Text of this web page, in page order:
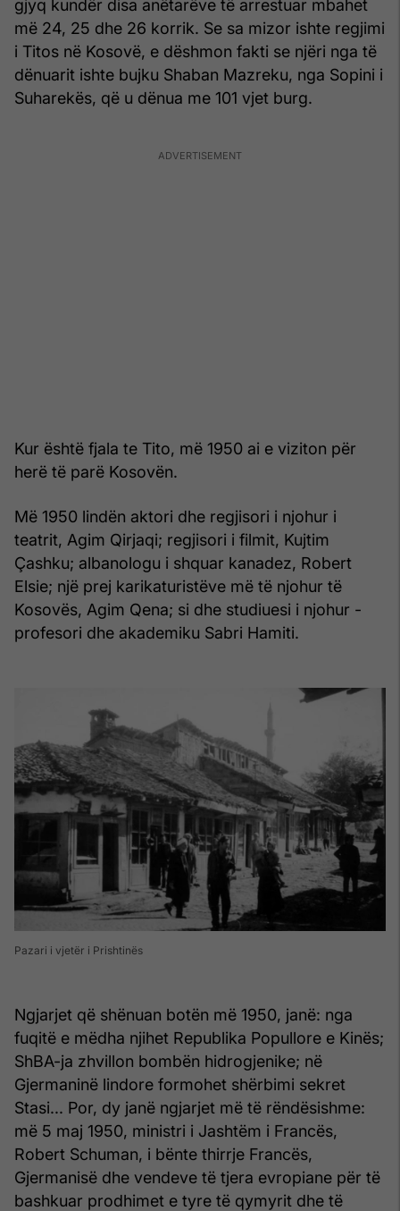
gjyq kundër disa anëtarëve të arrestuar mbahet
më 24, 25 dhe 26 korrik. Se sa mizor ishte regjimi
i Titos në Kosovë, e dëshmon fakti se njëri nga të
dënuarit ishte bujku Shaban Mazreku, nga Sopini i
Suharekës, që u dënua me 101 vjet burg.
Kur është fjala te Tito, më 1950 ai e viziton për
herë të parë Kosovën.
Më 1950 lindën aktori dhe regjisori i njohur i
teatrit, Agim Qirjaqi; regjisori i filmit, Kujtim
Çashku; albanologu i shquar kanadez, Robert
Elsie; një prej karikaturistëve më të njohur të
Kosovës, Agim Qena; si dhe studiuesi i njohur -
profesori dhe akademiku Sabri Hamiti.
Pazari i vjetër i Prishtinës
Ngjarjet që shënuan botën më 1950, janë: nga
fuqitë e mëdha njihet Republika Popullore e Kinës;
ShBA-ja zhvillon bombën hidrogjenike; në
Gjermaninë lindore formohet shërbimi sekret
Stasi... Por, dy janë ngjarjet më të rëndësishme:
më 5 maj 1950, ministri i Jashtëm i Francës,
Robert Schuman, i bënte thirrje Francës,
Gjermanisë dhe vendeve të tjera evropiane për të
bashkuar prodhimet e tyre të qymyrit dhe të